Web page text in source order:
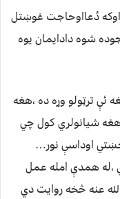
دُعااوحاجت غوښتل
شوه دادايمان يوه
ترټولو وړه ده ،هغه
شيانولري کول چي
اوداسې نور…
،له همدې امله عمل
عنه څخه روايت دي